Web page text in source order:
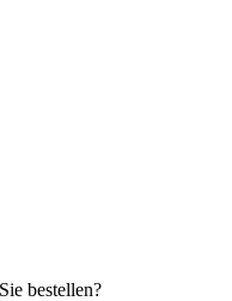
bestellen?